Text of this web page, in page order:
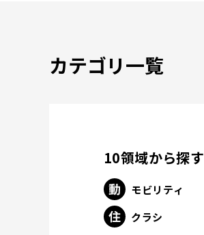
カテゴリ一覧
10領域から探す
モビリティ
クラシ